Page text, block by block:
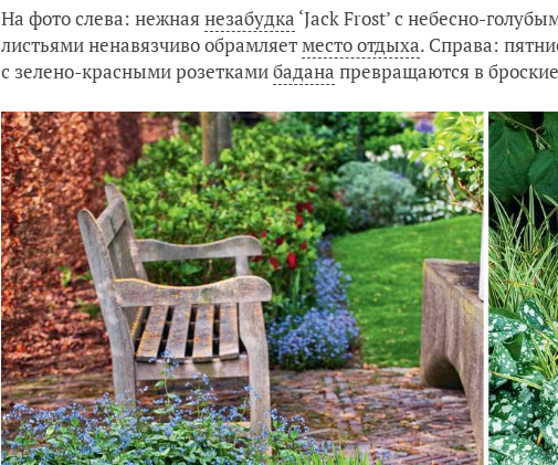
На фото слева: нежнаянезабудка ‘Jack Frost’ с небесно-
листьями ненавязчиво обрамляетместо отдыха. Справа:
с зелено-красными розеткамибадана превращаются в